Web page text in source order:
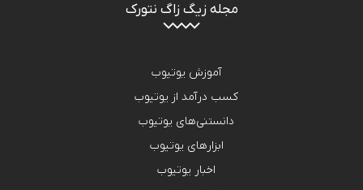
مجله زیگ زاگ نتورک
آموزش یوتیوب
کسب درآمد از یوتیوب
دانستنی‌های یوتیوب
ابزارهای یوتیوب
اخبار یوتیوب